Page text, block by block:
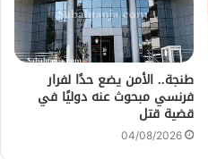
طنجة.. الأمن يضع حدًا لفرار
فرنسي مبحوث عنه دوليًا في
قضية قتل
04/08/2026